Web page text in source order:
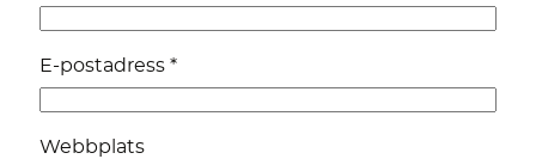
E-postadress *
Webbplats